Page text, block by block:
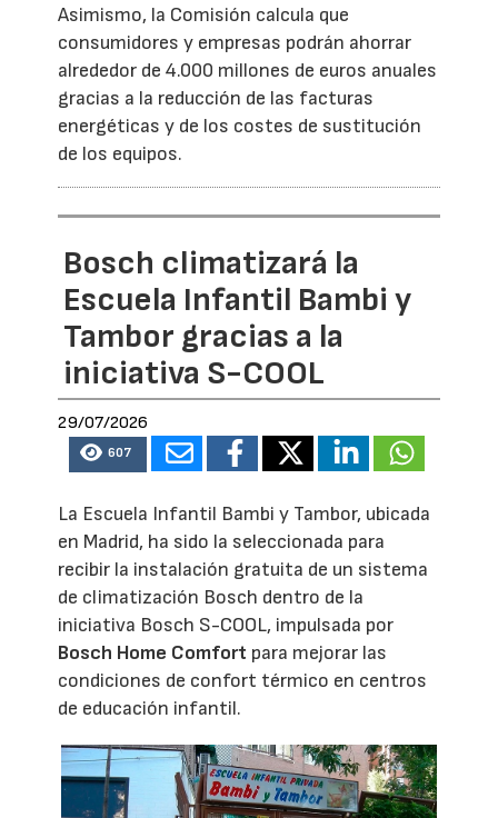
Asimismo, la Comisión calcula que
consumidores y empresas podrán ahorrar
alrededor de 4.000 millones de euros anuales
gracias a la reducción de las facturas
energéticas y de los costes de sustitución
de los equipos.
Bosch climatizará la
Escuela Infantil Bambi y
Tambor gracias a la
iniciativa S-COOL
29/07/2026
607
La Escuela Infantil Bambi y Tambor, ubicada
en Madrid, ha sido la seleccionada para
recibir la instalación gratuita de un sistema
de climatización Bosch dentro de la
iniciativa Bosch S-COOL, impulsada por
Bosch Home Comfort para mejorar las
condiciones de confort térmico en centros
de educación infantil.